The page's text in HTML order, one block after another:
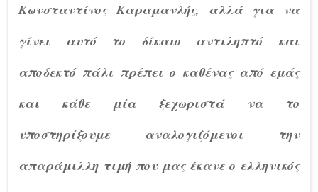
Κωνσταντίνος Καραμανλής, αλλά για να
γίνει αυτό το δίκαιο αντιληπτό και
αποδεκτό πάλι πρέπει ο καθένας από εμάς
και κάθε μία ξεχωριστά να το
υποστηρίξουμε αναλογιζόμενοι την
απαράμιλλη τιμή που μας έκανε ο ελληνικός